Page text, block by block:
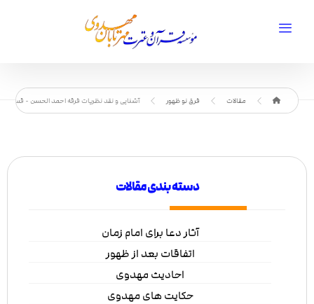
مقالات فرق نو ظهور آشنایی و نقد نظریات فرقه احمد الحسن - قسمت
دسته بندی مقالات
آثار دعا برای امام زمان
اتفاقات بعد از ظهور
احادیث مهدوی
حکایت های مهدوی